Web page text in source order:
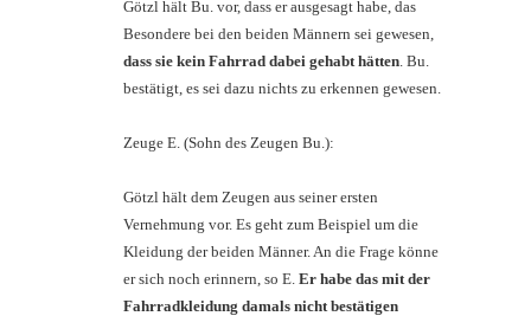
Götzl hält Bu. vor, dass er ausgesagt habe, das
Besondere bei den beiden Männern sei gewesen,
dass sie kein Fahrrad dabei gehabt hätten . Bu.
bestätigt, es sei dazu nichts zu erkennen gewesen.
Zeuge E. (Sohn des Zeugen Bu.):
Götzl hält dem Zeugen aus seiner ersten
Vernehmung vor. Es geht zum Beispiel um die
Kleidung der beiden Männer. An die Frage könne
er sich noch erinnern, so E. Er habe das mit der
Fahrradkleidung damals nicht bestätigen